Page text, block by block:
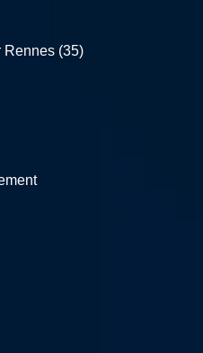
Rennes (35)